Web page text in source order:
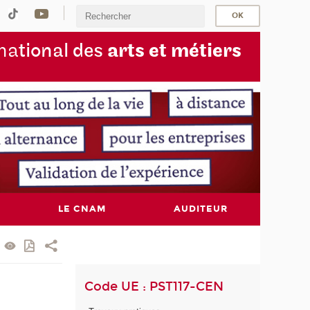
tional des arts et métiers
LE CNAM AUDITEUR
Code UE : PST117-CEN